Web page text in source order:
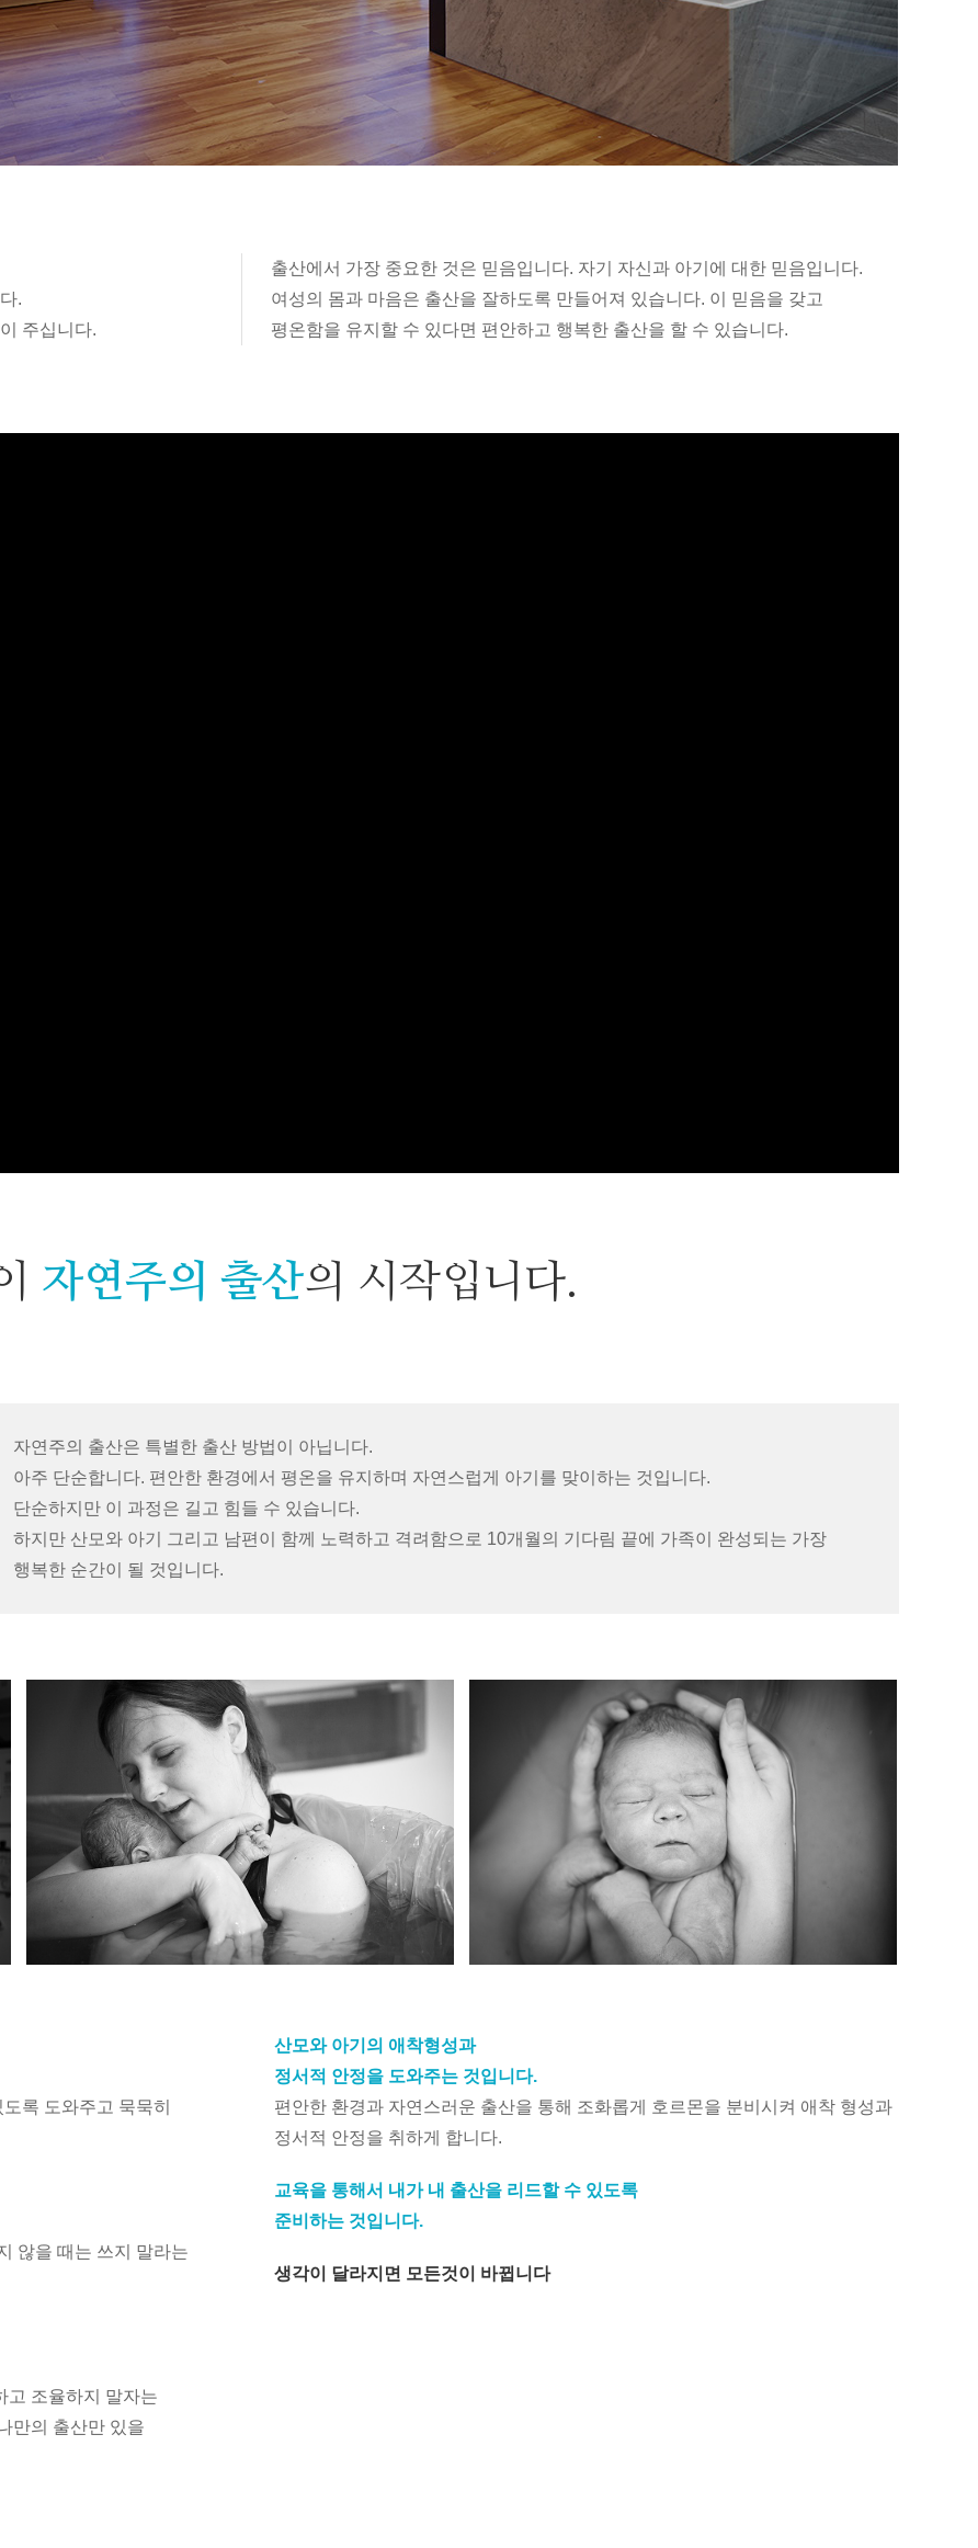
.
주십니다.
출산에서 가장 중요한 것은 믿음입니다. 자기 자신과 아기에 대한 믿음입니다.
여성의 몸과 마음은 출산을 잘하도록 만들어져 있습니다. 이 믿음을 갖고
평온함을 유지할 수 있다면 편안하고 행복한 출산을 할 수 있습니다.
자연주의 출산의 시작입니다.
자연주의 출산은 특별한 출산 방법이 아닙니다.
아주 단순합니다. 편안한 환경에서 평온을 유지하며 자연스럽게 아기를 맞이하는 것입니다.
단순하지만 이 과정은 길고 힘들 수 있습니다.
하지만 산모와 아기 그리고 남편이 함께 노력하고 격려함으로 10개월의 기다림 끝에 가족이 완성되는 가장
행복한 순간이 될 것입니다.
록 도와주고 묵묵히
않을 때는 쓰지 말라는
고 조율하지 말자는
만의 출산만 있을
산모와 아기의 애착형성과
정서적 안정을 도와주는 것입니다.
편안한 환경과 자연스러운 출산을 통해 조화롭게 호르몬을 분비시켜 애착 형성과
정서적 안정을 취하게 합니다.
교육을 통해서 내가 내 출산을 리드할 수 있도록
준비하는 것입니다.
생각이 달라지면 모든것이 바뀝니다